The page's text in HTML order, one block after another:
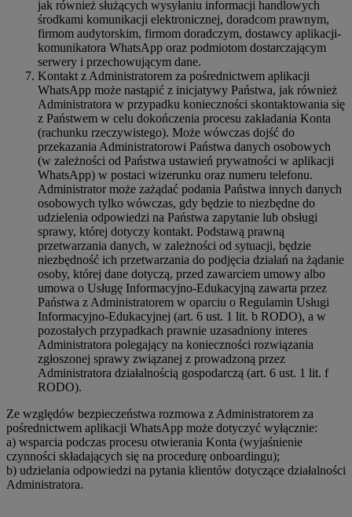
jak również służących wysyłaniu informacji handlowych
środkami komunikacji elektronicznej, doradcom prawnym,
firmom audytorskim, firmom doradczym, dostawcy aplikacji-
komunikatora WhatsApp oraz podmiotom dostarczającym
serwery i przechowującym dane.
Kontakt z Administratorem za pośrednictwem aplikacji
WhatsApp może nastąpić z inicjatywy Państwa, jak również
Administratora w przypadku konieczności skontaktowania się
z Państwem w celu dokończenia procesu zakładania Konta
(rachunku rzeczywistego). Może wówczas dojść do
przekazania Administratorowi Państwa danych osobowych
(w zależności od Państwa ustawień prywatności w aplikacji
WhatsApp) w postaci wizerunku oraz numeru telefonu.
Administrator może zażądać podania Państwa innych danych
osobowych tylko wówczas, gdy będzie to niezbędne do
udzielenia odpowiedzi na Państwa zapytanie lub obsługi
sprawy, której dotyczy kontakt. Podstawą prawną
przetwarzania danych, w zależności od sytuacji, będzie
niezbędność ich przetwarzania do podjęcia działań na żądanie
osoby, której dane dotyczą, przed zawarciem umowy albo
umowa o Usługę Informacyjno-Edukacyjną zawarta przez
Państwa z Administratorem w oparciu o Regulamin Usługi
Informacyjno-Edukacyjnej (art. 6 ust. 1 lit. b RODO), a w
pozostałych przypadkach prawnie uzasadniony interes
Administratora polegający na konieczności rozwiązania
zgłoszonej sprawy związanej z prowadzoną przez
Administratora działalnością gospodarczą (art. 6 ust. 1 lit. f
RODO).
Ze względów bezpieczeństwa rozmowa z Administratorem za
pośrednictwem aplikacji WhatsApp może dotyczyć wyłącznie:
a) wsparcia podczas procesu otwierania Konta (wyjaśnienie
czynności składających się na procedurę onboardingu);
b) udzielania odpowiedzi na pytania klientów dotyczące działalności
Administratora.